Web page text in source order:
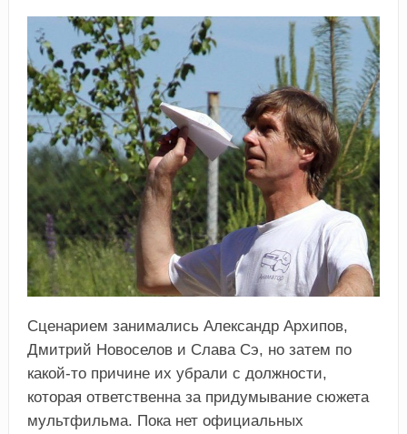
Сценарием занимались Александр Архипов,
Дмитрий Новоселов и Слава Сэ, но затем по
какой-то причине их убрали с должности,
которая ответственна за придумывание сюжета
мультфильма. Пока нет официальных